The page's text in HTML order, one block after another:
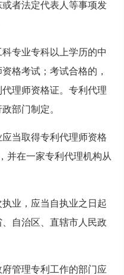
者法定代表人等事项发
业专科以上学历的中
格考试；考试合格的，
理师资格证。专利代理
部门制定。
取得专利代理师资格
并在一家专利代理机构从
，应当自执业之日起
自治区、直辖市人民政
管理专利工作的部门应